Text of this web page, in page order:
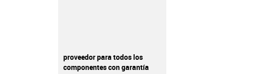
proveedor para todos los
componentes con garantía